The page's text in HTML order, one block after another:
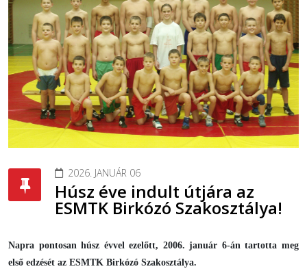
2026. JANUÁR 06
Húsz éve indult útjára az
ESMTK Birkózó Szakosztálya!
Napra pontosan húsz évvel ezelőtt, 2006. január 6-án tartotta meg
első edzését az ESMTK Birkózó Szakosztálya.